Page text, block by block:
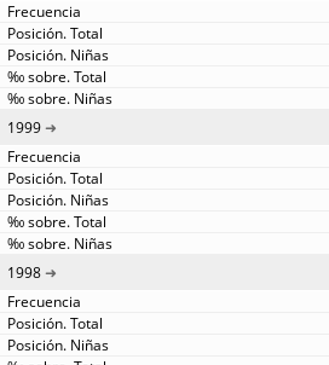
1999
1998